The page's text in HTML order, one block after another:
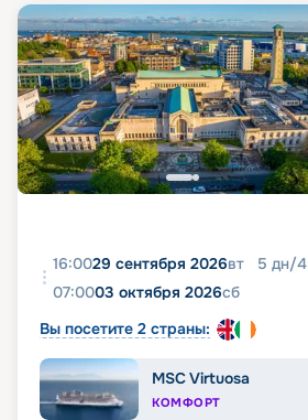
16:0029 сентября 2026вт 5 дн/4
07:0003 октября 2026сб
Вы посетите 2 страны:
MSC Virtuosa
КОМФОРТ